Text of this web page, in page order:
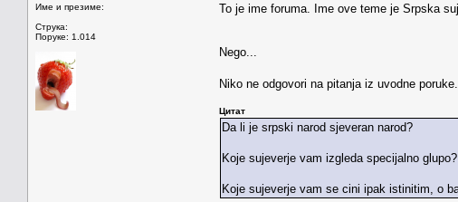
Име и презиме:
Струка:
Поруке: 1.014
To je ime foruma. Ime ove teme je Srpska
Nego...
Niko ne odgovori na pitanja iz uvodne
Цитат
Da li je srpski narod sjeveran narod?
Koje sujeverje vam izgleda specijalno glupo?
Koje sujeverje vam se cini ipak istinitim, o